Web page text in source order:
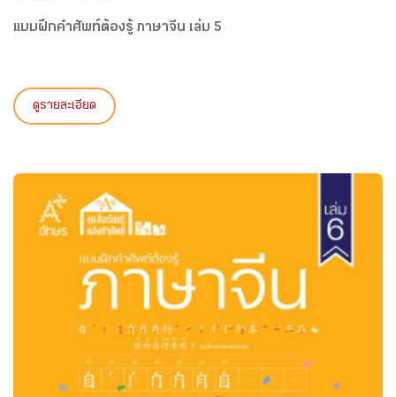
แบบฝึกคำศัพท์ต้องรู้ ภาษาจีน เล่ม 5
ดูรายละเอียด